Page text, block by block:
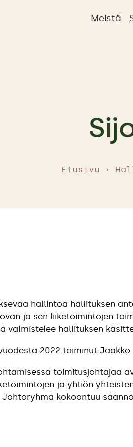
Meistä
Etusivu
hallintoa hallituksen
ja sen liiketoimintojen
valmistelee hallituksen
2022 toiminut Jaakko
toimitusjohtajaa
ja yhtiön
kokoontuu